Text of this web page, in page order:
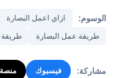
الوسوم: ازاي اعمل البصارة
طريقة عمل البصارة
طريقة
مشاركة: فيسبوك منصة X